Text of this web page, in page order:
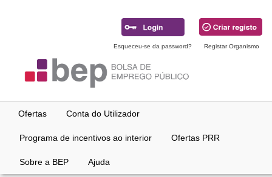
Esqueceu-se da password? Registar Organismo
Ofertas Conta do Utilizador
Programa de incentivos ao interior Ofertas PRR
Sobre a BEP Ajuda